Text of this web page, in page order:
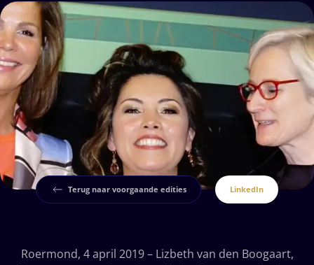
Terug naar voorgaande edities LinkedIn
Roermond, 4 april 2019 – Lizbeth van den Boogaart,